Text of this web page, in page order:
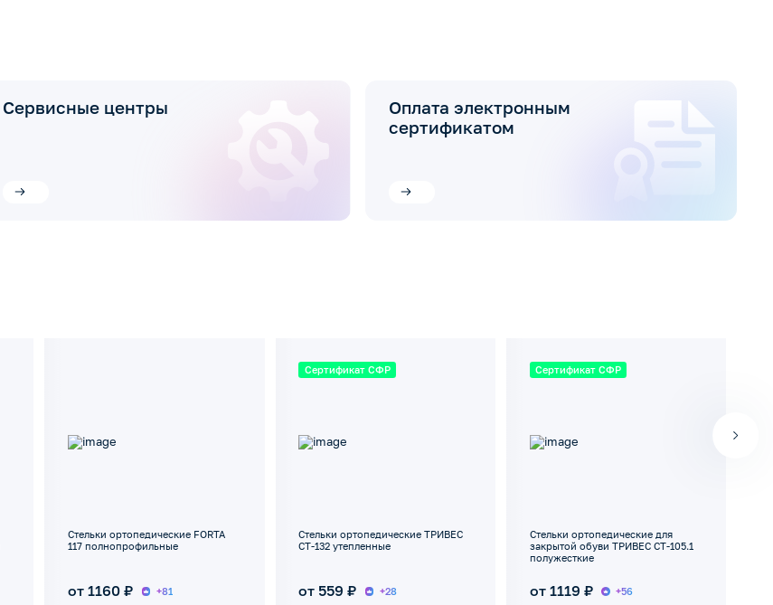
Сервисные центры
Оплата электронным
сертификатом
Стельки ортопедические FORTA
117 полнопрофильные
от 1160 ₽ +81
Сертификат СФР
Стельки ортопедические ТРИВЕС
СТ-132 утепленные
от 559 ₽ +28
Сертификат СФР
Стельки ортопедические для
закрытой обуви ТРИВЕС СТ-105.1
полужесткие
от 1119 ₽ +56